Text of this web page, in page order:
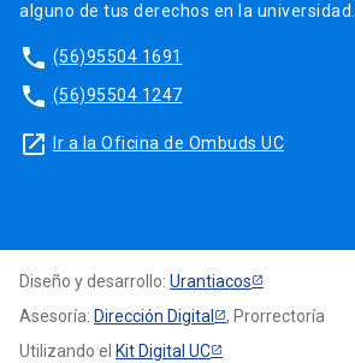
alguno de tus derechos en la universidad.
phone (56)95504 1691
phone (56)95504 1247
launch Ir a la Oficina de Ombuds UC
Diseño y desarrollo: Urantiacos
Asesoría: Dirección Digital
, Prorrectoría
Utilizando el Kit Digital UC